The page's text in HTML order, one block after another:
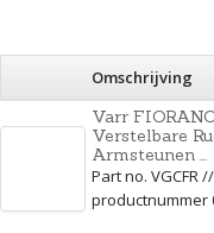
Omschrijving
Varr
Verstelbare
Armsteunen ...
Part no. VGCFR
productnummer